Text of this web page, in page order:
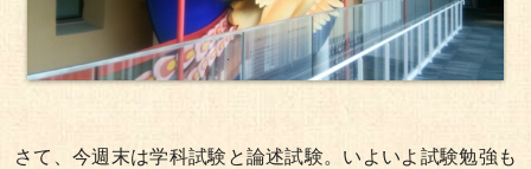
さて、今週末は学科試験と論述試験。いよいよ試験勉強も